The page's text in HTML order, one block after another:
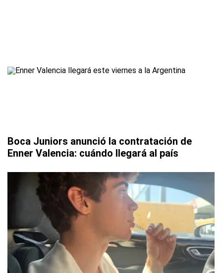
Boca Juniors anunció la contratación de
Enner Valencia: cuándo llegará al país